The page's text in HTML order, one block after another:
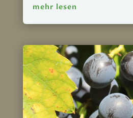
mehr lesen